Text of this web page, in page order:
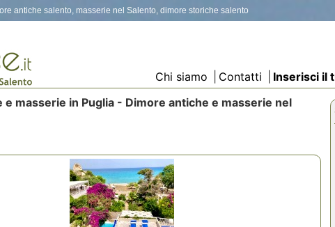
antiche salento, masserie nel Salento, dimore storiche salento
Chi siamo Contatti Inserisci il
e masserie in Puglia - Dimore antiche e masserie nel